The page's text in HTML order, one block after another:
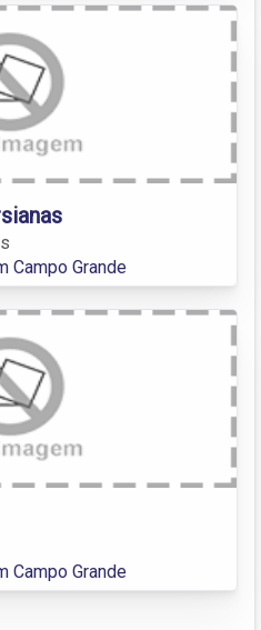
Campo Grande
Campo Grande